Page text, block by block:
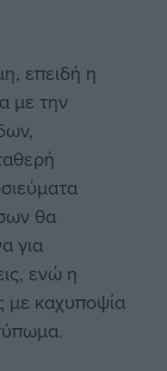
επειδή η
με την
θα
για
ενώ η
με καχυποψία